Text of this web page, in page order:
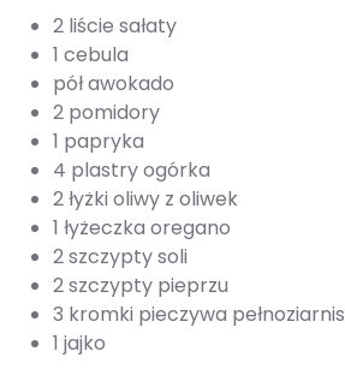
2 liście sałaty
1 cebula
pół awokado
2 pomidory
1 papryka
4 plastry ogórka
2 łyżki oliwy z oliwek
1 łyżeczka oregano
2 szczypty soli
2 szczypty pieprzu
3 kromki pieczywa
1 jajko